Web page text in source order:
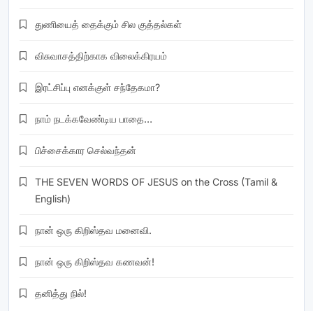
துணியைத் தைக்கும் சில குத்தல்கள்
விசுவாசத்திற்காக விலைக்கிரயம்
இரட்சிப்பு எனக்குள் சந்தேகமா?
நாம் நடக்கவேண்டிய பாதை…
பிச்சைக்கார செல்வந்தன்
THE SEVEN WORDS OF JESUS on the Cross (Tamil &
English)
நான் ஒரு கிறிஸ்தவ மனைவி.
நான் ஒரு கிறிஸ்தவ கணவன்!
தனித்து நில்!